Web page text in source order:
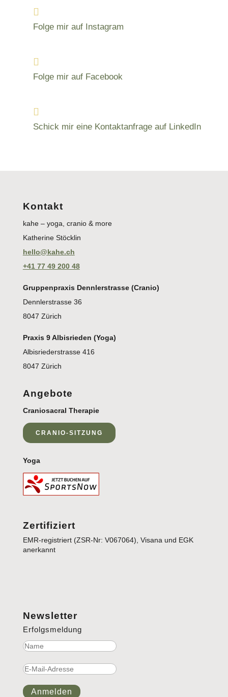

Folge mir auf Instagram

Folge mir auf Facebook

Schick mir eine Kontaktanfrage auf LinkedIn
Kontakt
kahe – yoga, cranio & more
Katherine Stöcklin
hello@kahe.ch
+41 77 49 200 48
Gruppenpraxis Dennlerstrasse (Cranio)
Dennlerstrasse 36
8047 Zürich
Praxis 9 Albisrieden (Yoga)
Albisriederstrasse 416
8047 Zürich
Angebote
Craniosacral Therapie
CRANIO-SITZUNG
Yoga
Zertifiziert
EMR-registriert (ZSR-Nr: V067064), Visana und EGK
anerkannt
Newsletter
Erfolgsmeldung
Anmelden